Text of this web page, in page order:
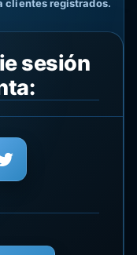
clientes registrados.
sesión